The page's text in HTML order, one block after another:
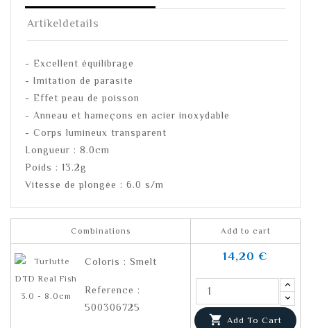
Artikeldetails
- Excellent équilibrage
- Imitation de parasite
- Effet peau de poisson
- Anneau et hameçons en acier inoxydable
- Corps lumineux transparent
Longueur : 8.0cm
Poids : 13.2g
Vitesse de plongée : 6.0 s/m
Combinations Add to cart
Coloris : Smelt
Reference :
500306725
14,20 €
 Add To Cart